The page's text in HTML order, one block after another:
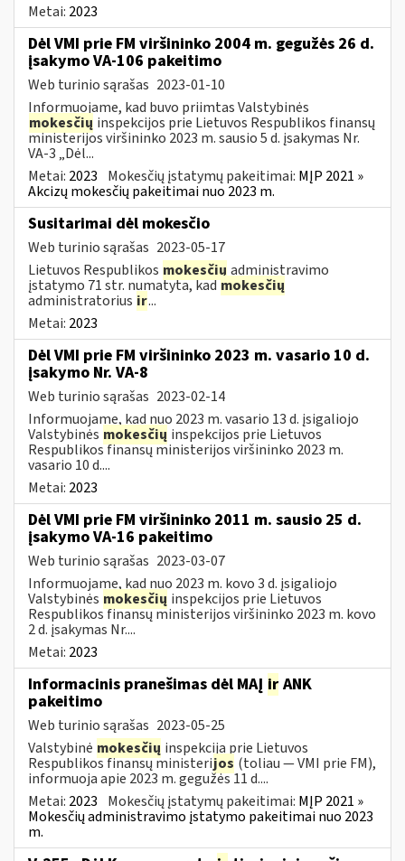
Metai: 2023
Dėl VMI prie FM viršininko 2004 m. gegužės 26 d.
įsakymo VA-106 pakeitimo
Web turinio sąrašas 2023-01-10
Informuojame, kad buvo priimtas Valstybinės
mokesčių inspekcijos prie Lietuvos Respublikos finansų
ministerijos viršininko 2023 m. sausio 5 d. įsakymas Nr.
VA-3 „Dėl...
Metai: 2023 Mokesčių įstatymų pakeitimai: MĮP 2021 »
Akcizų mokesčių pakeitimai nuo 2023 m.
Susitarimai dėl mokesčio
Web turinio sąrašas 2023-05-17
Lietuvos Respublikos mokesčių administravimo
įstatymo 71 str. numatyta, kadmokesčių
administratorius ir...
Metai: 2023
Dėl VMI prie FM viršininko 2023 m. vasario 10 d.
įsakymo Nr. VA-8
Web turinio sąrašas 2023-02-14
Informuojame, kad nuo 2023 m. vasario 13 d. įsigaliojo
Valstybinės mokesčių inspekcijos prie Lietuvos
Respublikos finansų ministerijos viršininko 2023 m.
vasario 10 d....
Metai: 2023
Dėl VMI prie FM viršininko 2011 m. sausio 25 d.
įsakymo VA-16 pakeitimo
Web turinio sąrašas 2023-03-07
Informuojame, kad nuo 2023 m. kovo 3 d. įsigaliojo
Valstybinės mokesčių inspekcijos prie Lietuvos
Respublikos finansų ministerijos viršininko 2023 m. kovo
2 d. įsakymas Nr....
Metai: 2023
Informacinis pranešimas dėl MAĮ ir ANK
pakeitimo
Web turinio sąrašas 2023-05-25
Valstybinė mokesčių inspekcija prie Lietuvos
Respublikos finansų ministerijos (toliau — VMI prie FM),
informuoja apie 2023 m. gegužės 11 d....
Metai: 2023 Mokesčių įstatymų pakeitimai: MĮP 2021 »
Mokesčių administravimo įstatymo pakeitimai nuo 2023
m.